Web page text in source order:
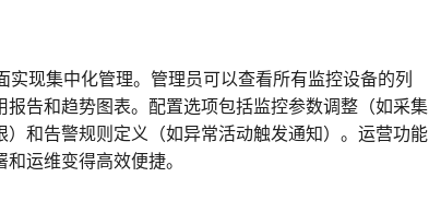
现集中化管理。管理员可以查看所有监控设备的列
告和趋势图表。配置选项包括监控参数调整（如采集
和告警规则定义（如异常活动触发通知）。运营功能
运维变得高效便捷。